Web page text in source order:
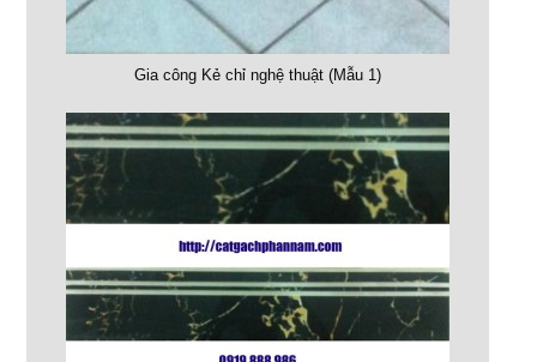
Gia công Kẻ chỉ nghệ thuật (Mẫu 1)